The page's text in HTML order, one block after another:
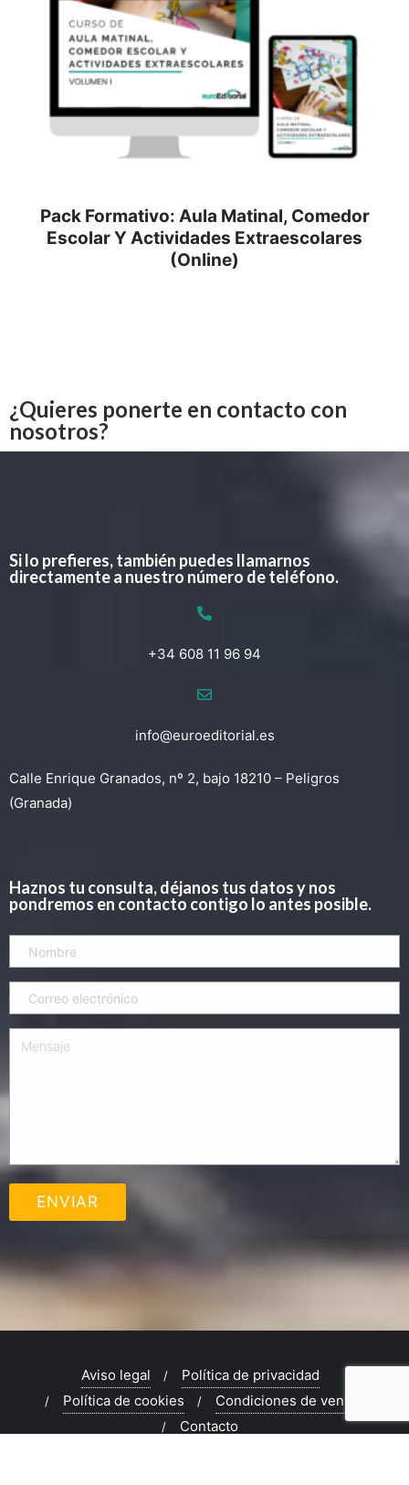
Pack Formativo: Aula Matinal, Comedor
Escolar Y Actividades Extraescolares
(Online)
¿Quieres ponerte en contacto con
nosotros?
Si lo prefieres, también puedes llamarnos
directamente a nuestro número de teléfono.
+34 608 11 96 94
info@euroeditorial.es
Calle Enrique Granados, nº 2, bajo 18210 – Peligros
(Granada)
Haznos tu consulta, déjanos tus datos y nos
pondremos en contacto contigo lo antes posible.
Aviso legal
Política de privacidad
Política de cookies
Condiciones de venta
Contacto